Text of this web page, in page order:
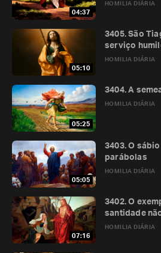
04:37
HOMILIA DIÁRIA
05:10
HOMILIA DIÁRIA
3405. São
serviço
05:25
HOMILIA DIÁRIA
3404. A
05:05
HOMILIA DIÁRIA
3403. O
parábolas
07:16
HOMILIA DIÁRIA
3402. O
santidade